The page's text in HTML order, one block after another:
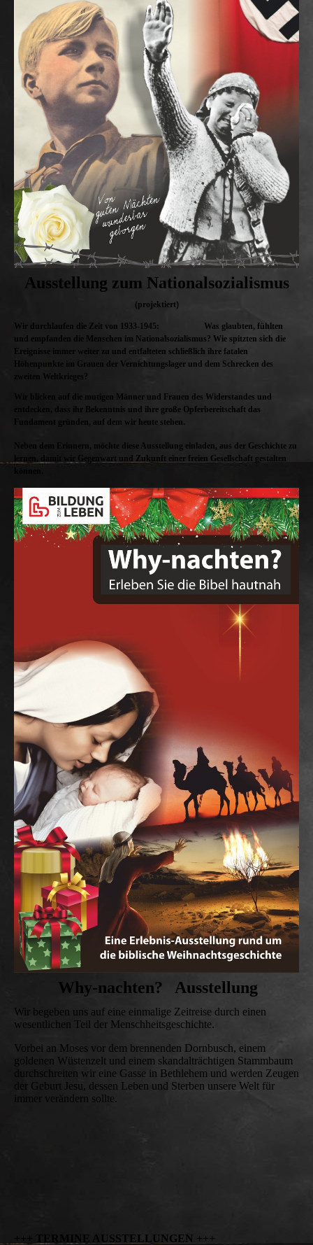
Ausstellung zum Nationalsozialismus
(projektiert)
Wir durchlaufen die Zeit von 1933-1945:
Was glaubten, fühlten
und empfanden die Menschen im Nationalsozialismus? Wie spitzten sich die
Ereignisse immer weiter zu und entfalteten schließlich ihre fatalen
Höhenpunkte im Grauen der Vernichtungslager und dem Schrecken des
zweiten Weltkrieges?
Wir blicken auf die mutigen Männer und Frauen des Widerstandes und
entdecken, dass ihr Bekenntnis und ihre große Opferbereitschaft das
Fundament gründen, auf dem wir heute stehen.
Neben dem Erinnern, möchte diese Ausstellung einladen, aus der Geschichte zu
lernen, damit wir Gegenwart und Zukunft einer freien Gesellschaft gestalten
Why-nachten? Ausstellung
Wir begeben uns auf eine einmalige Zeitreise durch einen
wesentlichen Teil der Menschheitsgeschichte.
Vorbei an Moses vor dem brennenden Dornbusch, einem
goldenen Wüstenzelt und einem skandalträchtigen Stammbaum
durchschreiten wir eine Gasse in Bethlehem und werden Zeugen
der Geburt Jesu, dessen Leben und Sterben unsere Welt für
immer verändern sollte.
+++ TERMINE AUSSTELLUNGEN +++